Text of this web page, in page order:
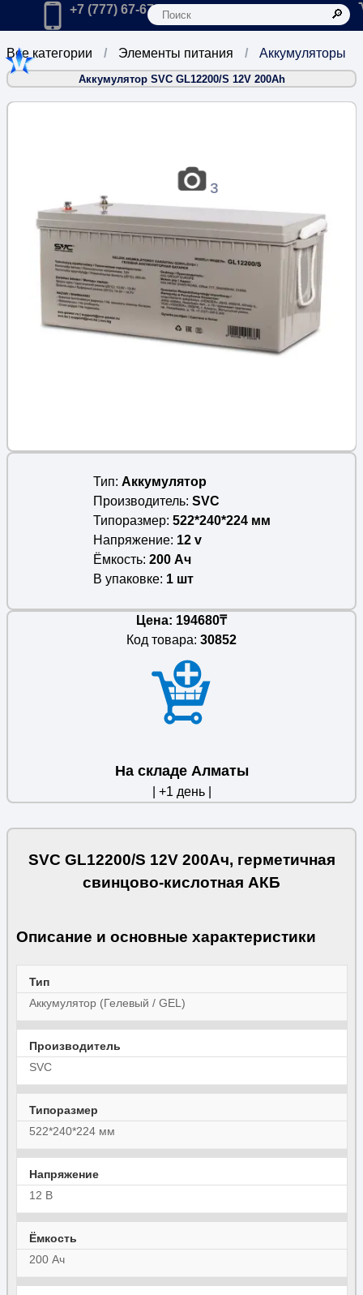
Главная
Позвонить в компанию по телефону:
+7 (777) 67-67-666
Аккумуляторы
Элементы питания
Все категории
Аккумулятор SVC GL12200/S 12V 200Ah
Тип Аккумулятор
Производитель SVC
Типоразмер 522*240*224 мм
Напряжение 12 v
Ёмкость 200 Ач
В упаковке 1 шт
Цена: 194680₸
Код товара: 30852
На складе Алматы
| +1 день |
SVC GL12200/S 12V 200Ач, герметичная
свинцово-кислотная АКБ
Описание и основные характеристики
Тип
Аккумулятор (Гелевый / GEL)
Производитель
SVC
Типоразмер
522*240*224 мм
Напряжение
12 В
Ёмкость
200 Ач